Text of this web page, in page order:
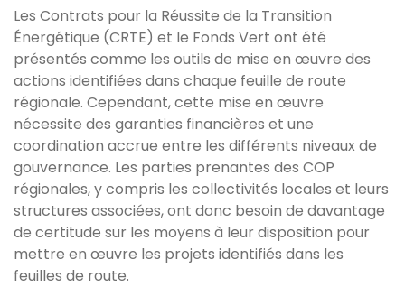
Les Contrats pour la Réussite de la Transition
Énergétique (CRTE) et le Fonds Vert ont été
présentés comme les outils de mise en œuvre des
actions identifiées dans chaque feuille de route
régionale. Cependant, cette mise en œuvre
nécessite des garanties financières et une
coordination accrue entre les différents niveaux de
gouvernance. Les parties prenantes des COP
régionales, y compris les collectivités locales et leurs
structures associées, ont donc besoin de davantage
de certitude sur les moyens à leur disposition pour
mettre en œuvre les projets identifiés dans les
feuilles de route.